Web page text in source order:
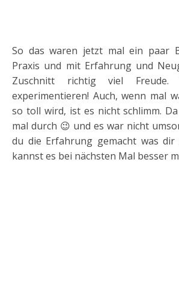
So das waren jetzt mal ein paar
Praxis und mit Erfahrung und
Zuschnitt richtig viel
experimentieren! Auch, wenn mal
so toll wird, ist es nicht schlimm.
mal durch 😉 und es war nicht
du die Erfahrung gemacht was
kannst es bei nächsten Mal besser